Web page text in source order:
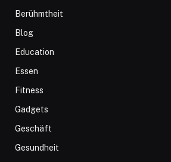
Berühmtheit
Blog
Education
Essen
Fitness
Gadgets
Geschäft
Gesundheit